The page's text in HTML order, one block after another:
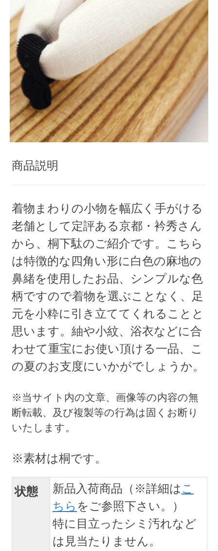
商品説明
着物まわりの小物を幅広く手がける
老舗として定評ある京都・衿秀さん
から、桐下駄のご紹介です。こちら
は特徴的な四角い形に白色の麻地の
鼻緒を使用したお品、シンプルな色
柄ですので着物を選ぶことなく、足
元を小粋に引き立ててくれることと
思います。紬や小紋、浴衣などに合
わせて重宝にお使い頂ける一品、こ
の夏のお支度にいかがでしょうか。
※素材は桐です。
状態 新品入荷商品（※詳細は こ
ちら をご参照下さい。）
特に目立ったシミ汚れなど
は見当たりません。